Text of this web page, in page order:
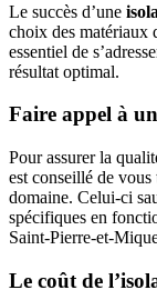
Le succès d’une
choix des matériaux
essentiel de
résultat optimal.
Faire appel à
Pour assurer la
est conseillé de
domaine. Celui-ci
spécifiques en
Saint-Pierre-et-
Le coût de